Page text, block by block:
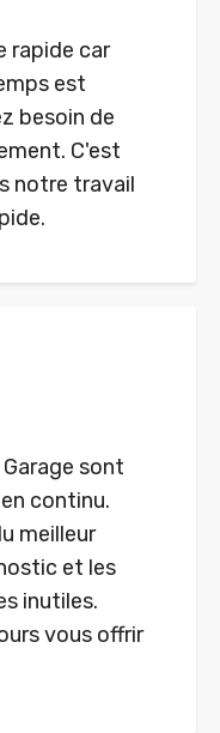
rapide car
est
besoin de
C'est
notre travail
sont
continu.
meilleur
et les
inutiles.
vous offrir